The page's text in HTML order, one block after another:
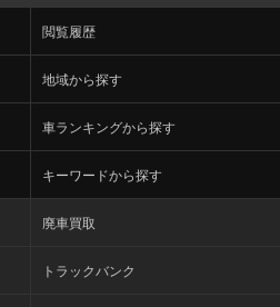
閲覧履歴
地域から探す
車ランキングから探す
キーワードから探す
廃車買取
トラックバンク